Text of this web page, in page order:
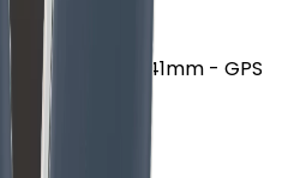
Alüminyum - 41mm - GPS